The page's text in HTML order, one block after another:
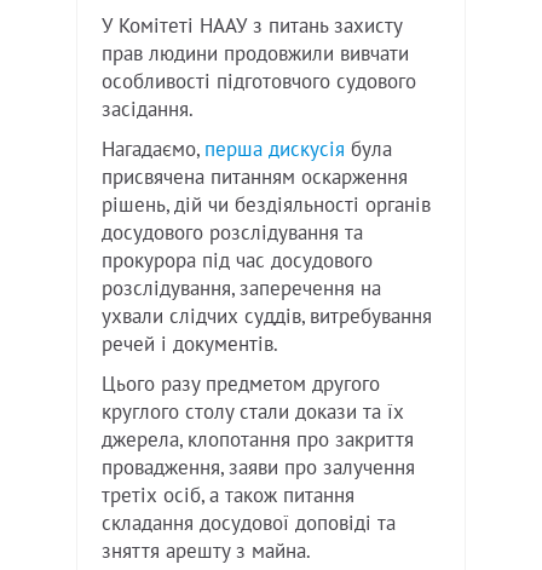
У Комітеті НААУ з питань захисту
прав людини продовжили вивчати
особливості підготовчого судового
засідання.
Нагадаємо, перша дискусія була
присвячена питанням оскарження
рішень, дій чи бездіяльності органів
досудового розслідування та
прокурора під час досудового
розслідування, заперечення на
ухвали слідчих суддів, витребування
речей і документів.
Цього разу предметом другого
круглого столу стали докази та їх
джерела, клопотання про закриття
провадження, заяви про залучення
третіх осіб, а також питання
складання досудової доповіді та
зняття арешту з майна.